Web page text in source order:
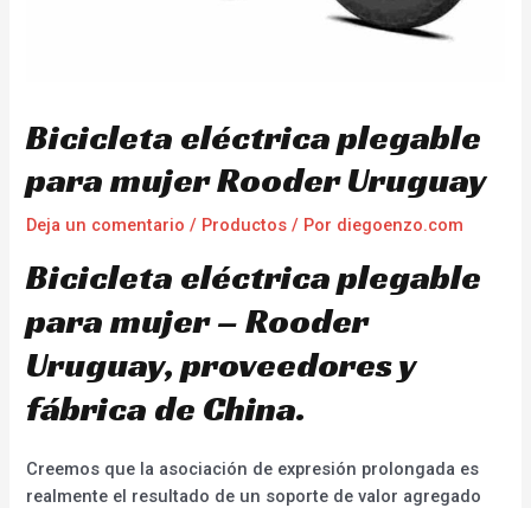
Bicicleta eléctrica plegable
para mujer Rooder Uruguay
Deja un comentario / Productos / Por diegoenzo.com
Bicicleta eléctrica plegable
para mujer – Rooder
Uruguay, proveedores y
fábrica de China.
Creemos que la asociación de expresión prolongada es
realmente el resultado de un soporte de valor agregado